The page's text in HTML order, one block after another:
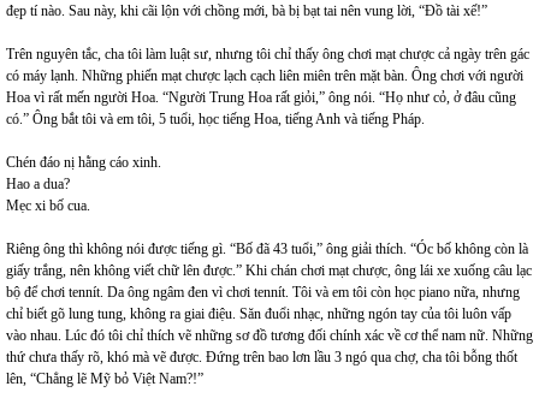
đẹp tí nào. Sau này, khi cãi lộn với chồng mới, bà bị bạt tai nên vung lời, “Đồ tài xế!”
Trên nguyên tắc, cha tôi làm luật sư, nhưng tôi chỉ thấy ông chơi mạt chược cả ngày trên gác
có máy lạnh. Những phiến mạt chược lạch cạch liên miên trên mặt bàn. Ông chơi với người
Hoa vì rất mến người Hoa. “Người Trung Hoa rất giỏi,” ông nói. “Họ như cỏ, ở đâu cũng
có.” Ông bắt tôi và em tôi, 5 tuổi, học tiếng Hoa, tiếng Anh và tiếng Pháp.
Chén đáo nị hằng cáo xinh.
Hao a dua?
Mẹc xi bố cua.
Riêng ông thì không nói được tiếng gì. “Bố đã 43 tuổi,” ông giải thích. “Óc bố không còn là
giấy trắng, nên không viết chữ lên được.” Khi chán chơi mạt chược, ông lái xe xuống câu lạc
bộ để chơi tennít. Da ông ngâm đen vì chơi tennít. Tôi và em tôi còn học piano nữa, nhưng
chỉ biết gõ lung tung, không ra giai điệu. Săn đuổi nhạc, những ngón tay của tôi luôn vấp
vào nhau. Lúc đó tôi chỉ thích vẽ những sơ đồ tương đối chính xác về cơ thể nam nữ. Những
thứ chưa thấy rõ, khó mà vẽ được. Đứng trên bao lơn lầu 3 ngó qua chợ, cha tôi bỗng thốt
lên, “Chẳng lẽ Mỹ bỏ Việt Nam?!”